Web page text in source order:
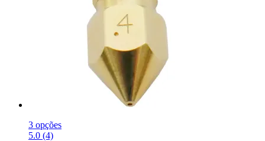
3 opções
5.0 (4)